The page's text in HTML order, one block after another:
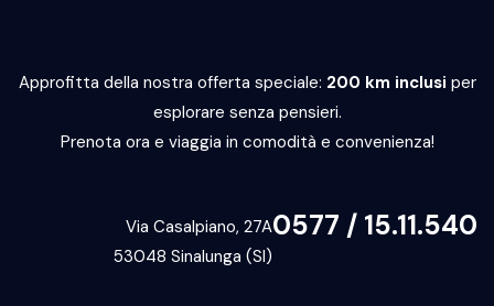
Approfitta della nostra offerta speciale: 200 km inclusi per
esplorare senza pensieri.
Prenota ora e viaggia in comodità e convenienza!
0577 / 15.11.540
Via Casalpiano, 27A
53048 Sinalunga (SI)